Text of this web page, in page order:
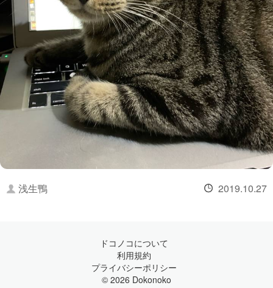
浅生鴨 2019.10.27
ドコノコについて
利用規約
プライバシーポリシー
© 2026 Dokonoko